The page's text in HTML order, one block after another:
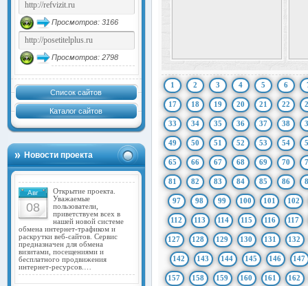
Просмотров: 3166
Просмотров: 2798
Список сайтов
Каталог сайтов
Новости проекта
Авг
08
Открытие проекта.
Уважаемые
пользователи,
приветствуем всех в
нашей новой системе
обмена интернет-трафиком и
раскрутки веб-сайтов. Сервис
предназначен для обмена
визитами, посещениями и
бесплатного продвижения
интернет-ресурсов.…
1 2 3 4 5 6
17 18 19 20 21 22
33 34 35 36 37 38
49 50 51 52 53 54
65 66 67 68 69 70
81 82 83 84 85 86
97 98 99 100 101 102
112 113 114 115 116 117
127 128 129 130 131 132
142 143 144 145 146 147
157 158 159 160 161 162